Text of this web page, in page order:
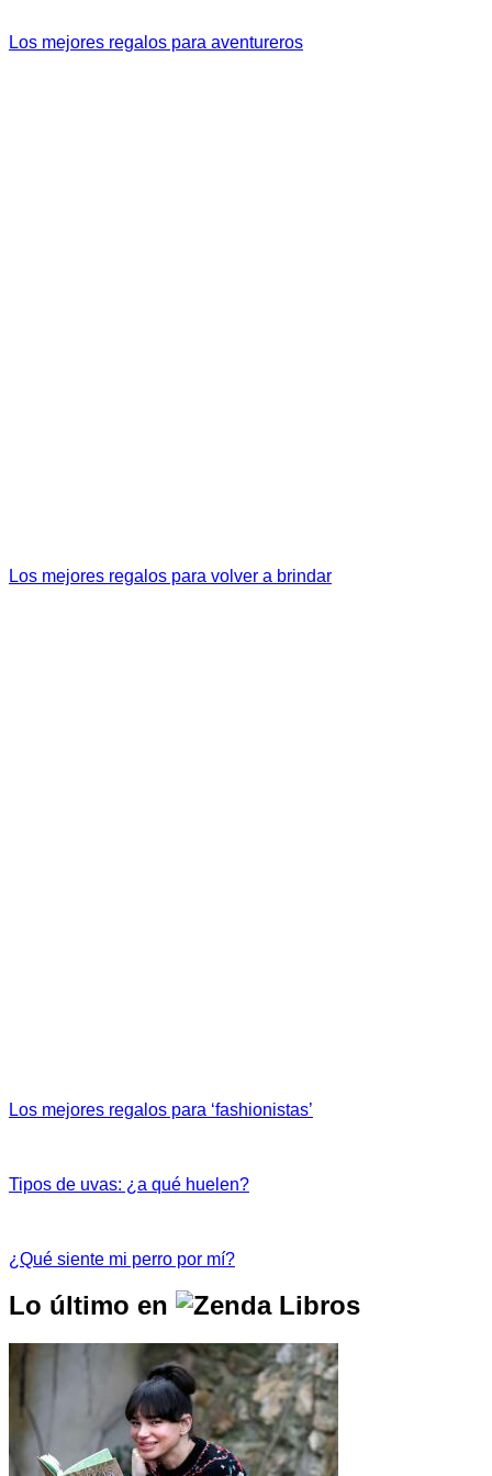
Los mejores regalos para aventureros
Los mejores regalos para volver a brindar
Los mejores regalos para ‘fashionistas’
Tipos de uvas: ¿a qué huelen?
¿Qué siente mi perro por mí?
Lo último en